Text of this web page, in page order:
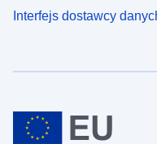
Interfejs dostawcy